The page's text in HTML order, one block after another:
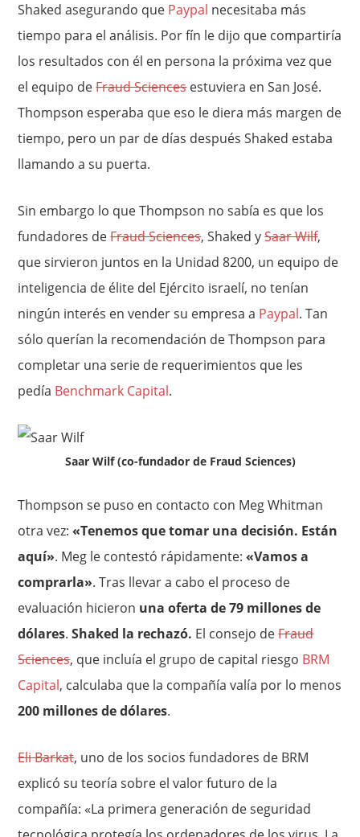
Shaked asegurando que Paypal necesitaba más
tiempo para el análisis. Por fín le dijo que compartiría
los resultados con él en persona la próxima vez que
el equipo deFraud Sciencesestuviera en San José.
Thompson esperaba que eso le diera más margen de
tiempo, pero un par de días después Shaked estaba
llamando a su puerta.
Sin embargo lo que Thompson no sabía es que los
fundadores deFraud Sciences, Shaked ySaar Wilf,
que sirvieron juntos en la Unidad 8200, un equipo de
inteligencia de élite del Ejército israelí, no tenían
ningún interés en vender su empresa a Paypal. Tan
sólo querían la recomendación de Thompson para
completar una serie de requerimientos que les
pedía Benchmark Capital.
Saar Wilf (co-fundador de Fraud Sciences)
Thompson se puso en contacto con Meg Whitman
otra vez:«Tenemos que tomar una decisión. Están
aquí». Meg le contestó rápidamente:«Vamos a
comprarla». Tras llevar a cabo el proceso de
evaluación hicieron una oferta de 79 millones de
dólares.Shaked la rechazó. El consejo deFraud
Sciences, que incluía el grupo de capital riesgo BRM
Capital, calculaba que la compañía valía por lo menos
200 millones de dólares.
Eli Barkat, uno de los socios fundadores de BRM
explicó su teoría sobre el valor futuro de la
compañía: «La primera generación de seguridad